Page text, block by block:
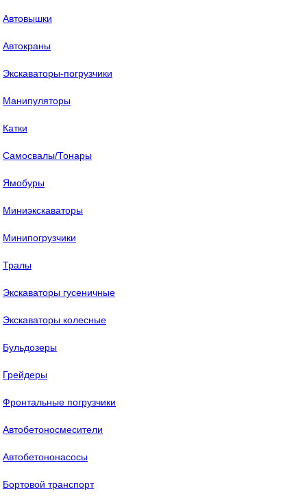
Автовышки
Автокраны
Экскаваторы-погрузчики
Манипуляторы
Катки
Самосвалы/Тонары
Ямобуры
Миниэкскаваторы
Минипогрузчики
Тралы
Экскаваторы гусеничные
Экскаваторы колесные
Бульдозеры
Грейдеры
Фронтальные погрузчики
Автобетоносмесители
Автобетононасосы
Бортовой транспорт